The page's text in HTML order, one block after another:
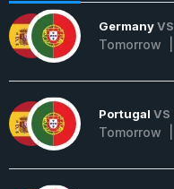
GermanyVS
Tomorrow |
Portugal VS
Tomorrow |